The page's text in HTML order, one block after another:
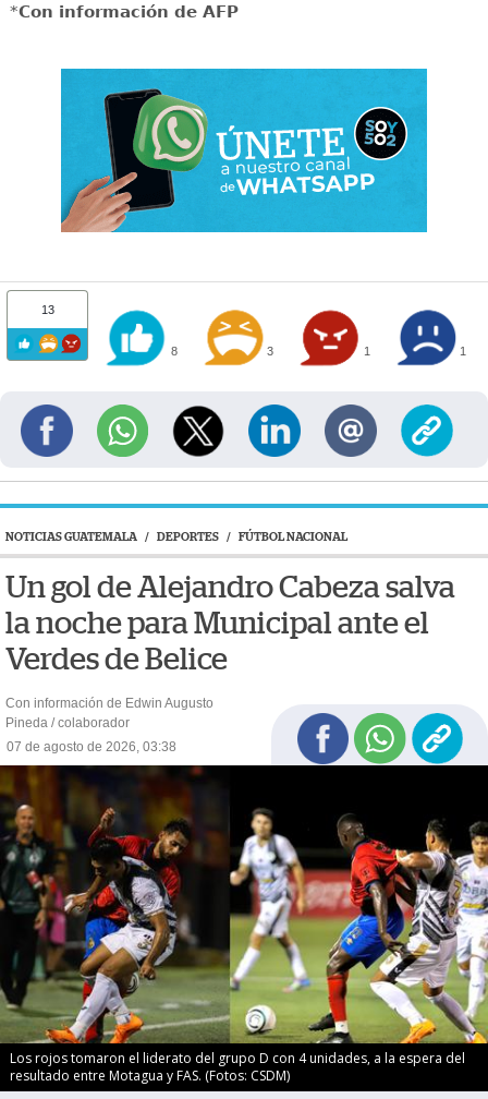
*Con información de AFP
13
8 3 1 1
NOTICIAS GUATEMALA / DEPORTES / FÚTBOL NACIONAL
Un gol de Alejandro Cabeza salva
la noche para Municipal ante el
Verdes de Belice
Con información de Edwin Augusto
Pineda / colaborador
07 de agosto de 2026, 03:38
Los rojos tomaron el liderato del grupo D con 4 unidades, a la espera del
resultado entre Motagua y FAS. (Fotos: CSDM)